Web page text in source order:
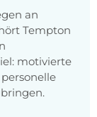
an
Tempton
motivierte